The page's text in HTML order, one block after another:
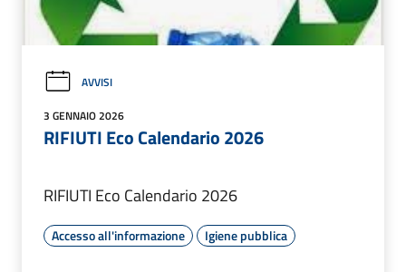
AVVISI
3 GENNAIO 2026
RIFIUTI Eco Calendario 2026
RIFIUTI Eco Calendario 2026
Accesso all'informazione Igiene pubblica